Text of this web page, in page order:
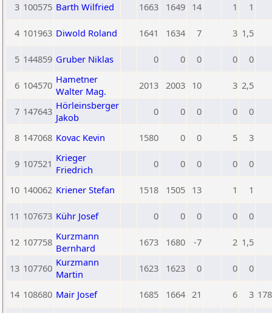
3 100575 Barth Wilfried 1663 1649 14 1 1
4 101963 Diwold Roland 1641 1634 7 3 1,5
5 144859 Gruber Niklas 0 0 0 0 0
6 104570 Hametner
Walter Mag.
2013 2003 10 3 2,5
7 147643 Hörleinsberger
Jakob
0 0 0 0 0
8 147068 Kovac Kevin 1580 0 0 5 3
9 107521 Krieger
Friedrich
0 0 0 0 0
10 140062 Kriener Stefan 1518 1505 13 1 1
11 107673 Kühr Josef 0 0 0 0 0
12 107758 Kurzmann
Bernhard
1673 1680 -7 2 1,5
13 107760 Kurzmann
Martin
1623 1623 0 0 0
14 108680 Mair Josef 1685 1664 21 6 3